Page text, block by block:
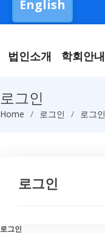
English
법인소개 학회안내
로그인
Home 로그인 로그인
로그인
로그인